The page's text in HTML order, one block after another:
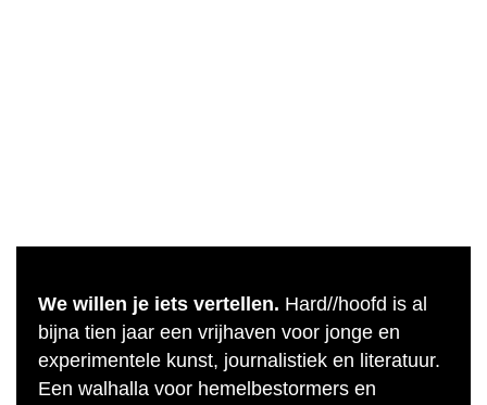
We willen je iets vertellen. Hard//hoofd is al
bijna tien jaar een vrijhaven voor jonge en
experimentele kunst, journalistiek en literatuur.
Een walhalla voor hemelbestormers en